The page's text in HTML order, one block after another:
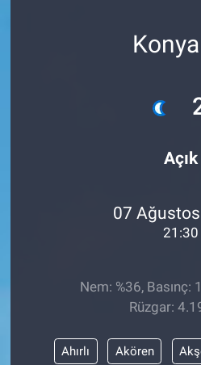
Konya
Açık
07
21:30
Nem: %36, Basınç:
Rüzgar:
Ahırlı Akören